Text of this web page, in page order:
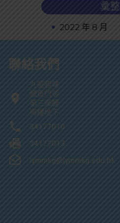
彙整
2022 年 8 月
聯絡我們
九龍觀塘
鯉魚門邨
第三座鯉
興樓地下
34177010
34177013
lymmkg@lymmkg.edu.hk